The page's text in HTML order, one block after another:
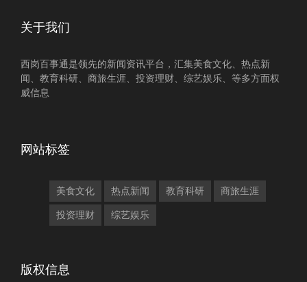
关于我们
西岗百事通是领先的新闻资讯平台，汇集美食文化、热点新
闻、教育科研、商旅生涯、投资理财、综艺娱乐、等多方面权
威信息
网站标签
美食文化 热点新闻 教育科研 商旅生涯
投资理财 综艺娱乐
版权信息